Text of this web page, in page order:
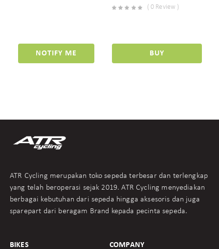
NOTIFY ME
( 0 Review )
BUY
ATR Cycling merupakan toko sepeda terbesar dan terlengkap
yang telah beroperasi sejak 2019. ATR Cycling menyediakan
berbagai kebutuhan dari sepeda hingga aksesoris dan juga
sparepart dari beragam Brand kepada pecinta sepeda.
BIKES
COMPANY